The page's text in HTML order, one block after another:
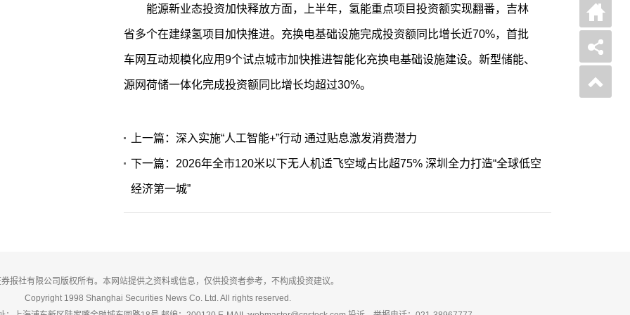
能源新业态投资加快释放方面，上半年，氢能重点项目投资额实现翻番，吉林
省多个在建绿氢项目加快推进。充换电基础设施完成投资额同比增长近70%，首批
车网互动规模化应用9个试点城市加快推进智能化充换电基础设施建设。新型储能、
源网荷储一体化完成投资额同比增长均超过30%。
上一篇：深入实施“人工智能+”行动 通过贴息激发消费潜力
下一篇：2026年全市120米以下无人机适飞空域占比超75% 深圳全力打造“全球低空
经济第一城”
报社有限公司版权所有。本网站提供之资料或信息，仅供投资者参考，不构成投资建议。
Copyright 1998 Shanghai Securities News Co. Ltd. All rights reserved.